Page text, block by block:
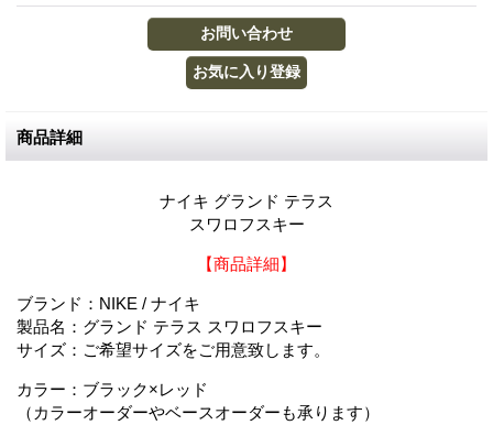
商品詳細
ナイキ グランド テラス
スワロフスキー
【商品詳細】
ブランド：NIKE / ナイキ
製品名：グランド テラス スワロフスキー
サイズ：ご希望サイズをご用意致します。
カラー：ブラック×レッド
（カラーオーダーやベースオーダーも承ります）